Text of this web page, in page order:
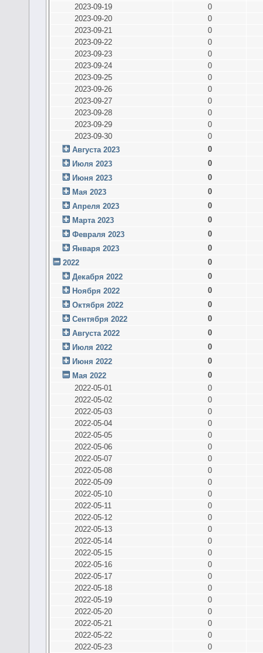
2023-09-19
0
2023-09-20
0
2023-09-21
0
2023-09-22
0
2023-09-23
0
2023-09-24
0
2023-09-25
0
2023-09-26
0
2023-09-27
0
2023-09-28
0
2023-09-29
0
2023-09-30
0
Августа 2023
0
Июля 2023
0
Июня 2023
0
Мая 2023
0
Апреля 2023
0
Марта 2023
0
Февраля 2023
0
Января 2023
0
2022
0
Декабря 2022
0
Ноября 2022
0
Октября 2022
0
Сентября 2022
0
Августа 2022
0
Июля 2022
0
Июня 2022
0
Мая 2022
0
2022-05-01
0
2022-05-02
0
2022-05-03
0
2022-05-04
0
2022-05-05
0
2022-05-06
0
2022-05-07
0
2022-05-08
0
2022-05-09
0
2022-05-10
0
2022-05-11
0
2022-05-12
0
2022-05-13
0
2022-05-14
0
2022-05-15
0
2022-05-16
0
2022-05-17
0
2022-05-18
0
2022-05-19
0
2022-05-20
0
2022-05-21
0
2022-05-22
0
2022-05-23
0